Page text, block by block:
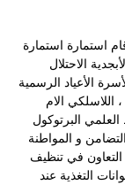
استمارة استمارة
الاحتلال
الأعياد الرسمية
اللاسلكي الام
العلمي البرتوكول
التضامن و المواطنة
التعاون في تنظيف
التغذية عند